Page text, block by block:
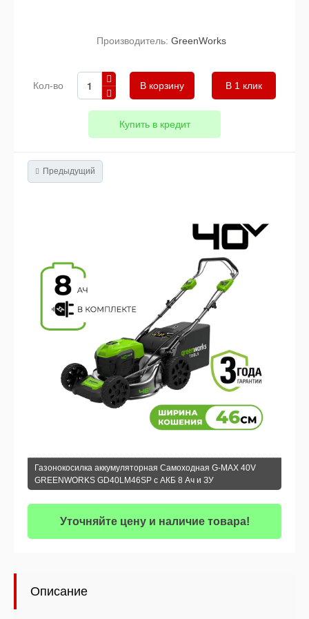
Производитель: GreenWorks
Кол-во В 1 клик
Купить в кредит
Предыдущий
Газонокосилка аккумуляторная Самоходная G-MAX 40V
GREENWORKS GD40LM46SP с АКБ 8 Ач и ЗУ
Уточняйте цену и наличие товара!
Описание